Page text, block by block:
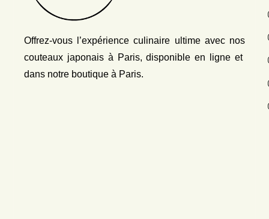
Offrez-vous l’expérience culinaire ultime avec nos
couteaux japonais à Paris, disponible en ligne et
dans notre boutique à Paris.